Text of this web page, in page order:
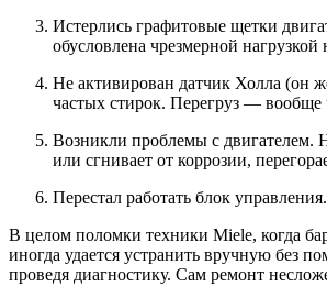
Истерлись графитовые щетки
обусловлена чрезмерной
Не активирован датчик Холла (он
частых стирок. Перегруз — вообще
Возникли проблемы с двигателем.
или сгнивает от коррозии,
Перестал работать блок
В целом поломки техники Miele, когда
иногда удается устранить вручную без
проведя диагностику. Сам ремонт